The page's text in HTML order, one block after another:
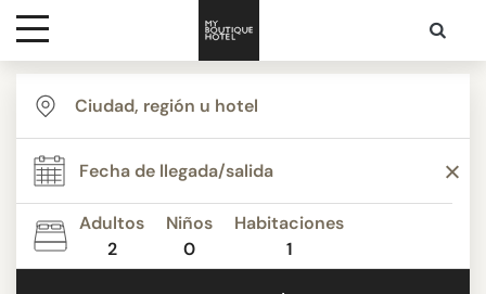
Destinos
Inspiración
Contacto
Adultos
2
Niños
0
Habitaciones
1